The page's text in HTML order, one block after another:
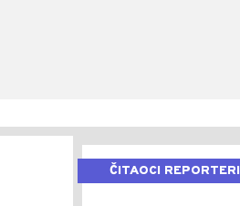
ČITAOCI REPORTERI